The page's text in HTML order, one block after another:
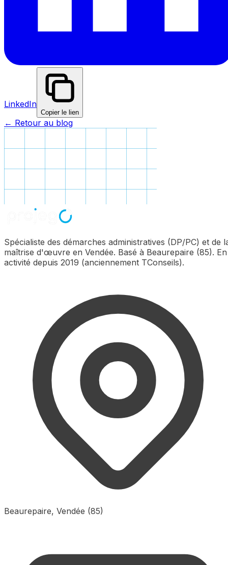
LinkedIn
Copier le lien
← Retour au blog
Spécialiste des démarches administratives (DP/PC) et de
maîtrise d'œuvre en Vendée. Basé à Beaurepaire (85). En
activité depuis 2019 (anciennement TConseils).
Beaurepaire, Vendée (85)